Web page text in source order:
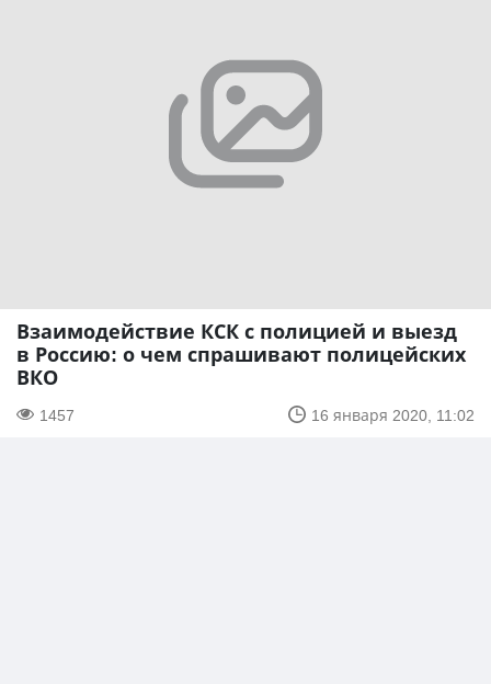
Взаимодействие КСК с полицией и выезд
в Россию: о чем спрашивают полицейских
ВКО
1457 16 января 2020, 11:02